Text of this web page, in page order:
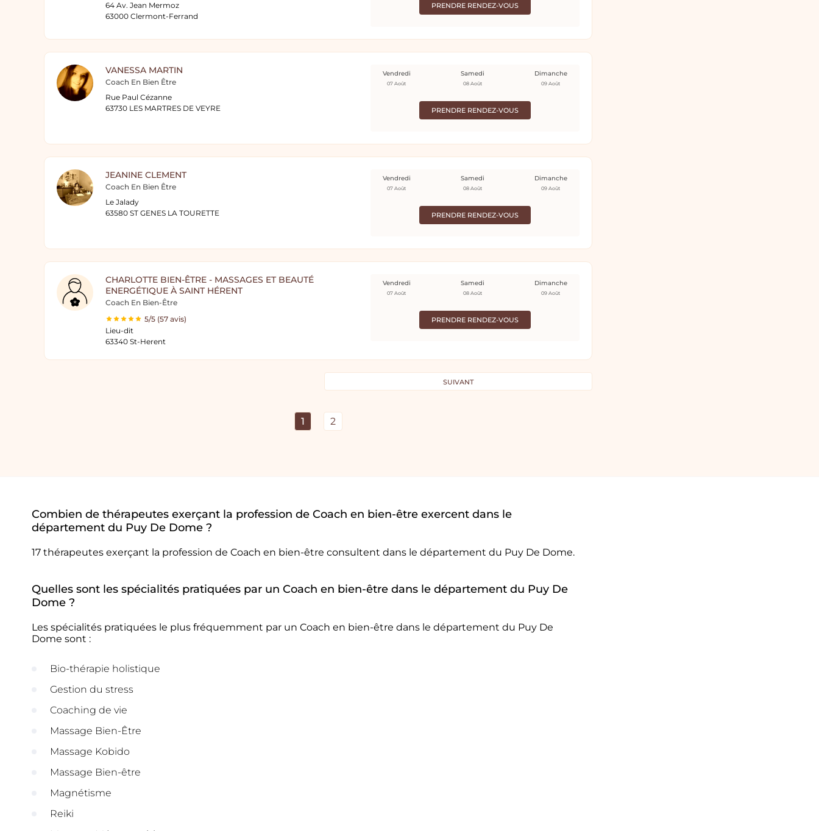
64 Av. Jean Mermoz
63000 Clermont-Ferrand
PRENDRE RENDEZ-VOUS
VANESSA MARTIN
Coach En Bien Être
Rue Paul Cézanne
63730 LES MARTRES DE VEYRE
PRENDRE RENDEZ-VOUS
Vendredi
07 Août
Samedi
08 Août
Dimanche
09 Août
JEANINE CLEMENT
Coach En Bien Être
Le Jalady
63580 ST GENES LA TOURETTE
PRENDRE RENDEZ-VOUS
Vendredi
07 Août
Samedi
08 Août
Dimanche
09 Août
CHARLOTTE BIEN-ÊTRE - MASSAGES ET BEAUTÉ
ENERGÉTIQUE À SAINT HÉRENT
Coach En Bien-Être
5/5 (57 avis)
Lieu-dit
63340 St-Herent
PRENDRE RENDEZ-VOUS
Vendredi
07 Août
Samedi
08 Août
Dimanche
09 Août
SUIVANT
1 2
Combien de thérapeutes exerçant la profession de Coach en bien-être exercent dans le
département du Puy De Dome ?
17 thérapeutes exerçant la profession de Coach en bien-être consultent dans le département du Puy De Dome.
Quelles sont les spécialités pratiquées par un Coach en bien-être dans le département du Puy De
Dome ?
Les spécialités pratiquées le plus fréquemment par un Coach en bien-être dans le département du Puy De
Dome sont :
Bio-thérapie holistique
Gestion du stress
Coaching de vie
Massage Bien-Être
Massage Kobido
Massage Bien-être
Magnétisme
Reiki